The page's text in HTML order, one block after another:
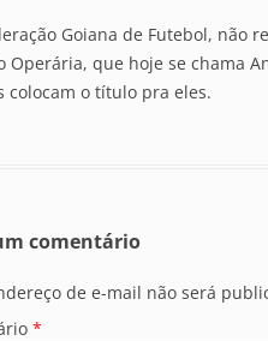
Goiana de Futebol, não
Operária, que hoje se chama
colocam o título pra eles.
comentário
de e-mail não será
*